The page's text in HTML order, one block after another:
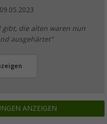
09.05.2023
gibt, die alten waren nun
ausgehärtet"
ANZEIGEN